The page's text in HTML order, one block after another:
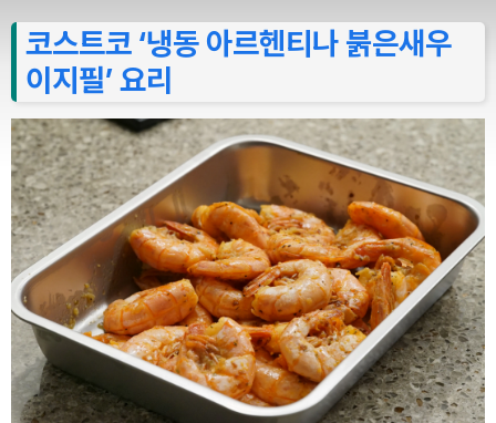
코스트코 ‘냉동 아르헨티나 붉은새우
이지필’ 요리